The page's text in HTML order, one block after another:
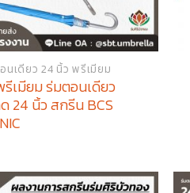
นเดียว 24 นิ้ว พรีเมียม
เมียม ร่มตอนเดียว
24 นิ้ว สกรีน BCS